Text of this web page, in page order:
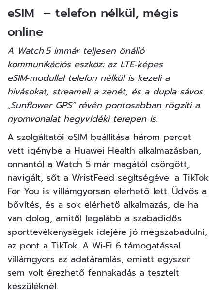
eSIM – telefon nélkül, mégis
online
A Watch 5 immár teljesen önálló
kommunikációs eszköz: az LTE‑képes
eSIM‑modullal telefon nélkül is kezeli a
hívásokat, streameli a zenét, és a dupla sávos
„Sunflower GPS” révén pontosabban rögzíti a
nyomvonalat hegyvidéki terepen is.
A szolgáltatói eSIM beállítása három percet
vett igénybe a Huawei Health alkalmazásban,
onnantól a Watch 5 már magától csörgött,
navigált, sőt a WristFeed segítségével a TikTok
For You is villámgyorsan elérhető lett. Üdvös a
bővítés, és a sok elérhető alkalmazás, de ha
van dolog, amitől legalább a szabadidős
sporttevékenységek idejére jó megszabadulni,
az pont a TikTok. A Wi‑Fi 6 támogatással
villámgyors az adatáramlás, emiatt egyszer
sem volt érezhető fennakadás a tesztelt
készüléknél.